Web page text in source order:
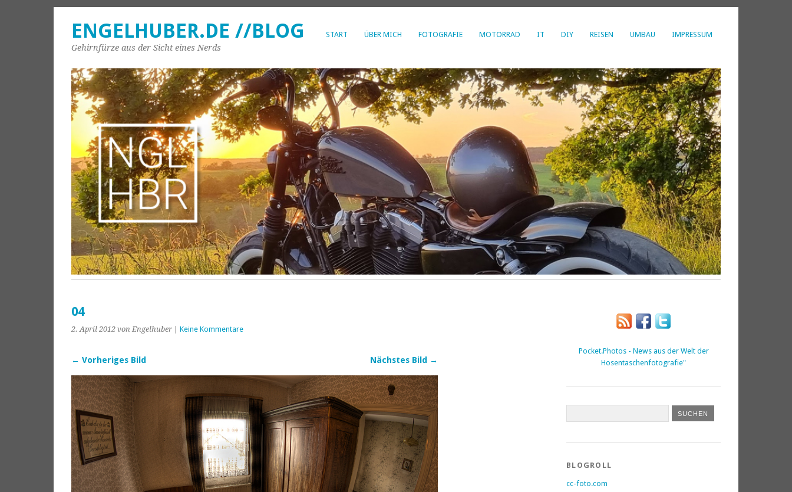
START ÜBER MICH FOTOGRAFIE MOTORRAD IT DIY REISEN UMBAU IMPRESSUM
ENGELHUBER.DE //BLOG
Gehirnfürze aus der Sicht eines Nerds
04
2. April 2012 von Engelhuber Keine Kommentare
← Vorheriges Bild Nächstes Bild →
Pocket.Photos - News aus der Welt der
Hosentaschenfotografie"
BLOGROLL
cc-foto.com